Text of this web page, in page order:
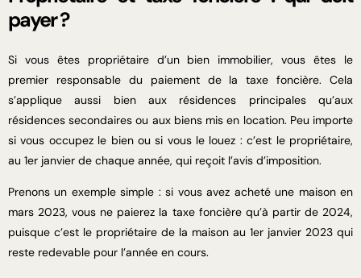
payer ?
Si vous êtes propriétaire d’un bien immobilier, vous êtes le
premier responsable du paiement de la taxe foncière. Cela
s’applique aussi bien aux résidences principales qu’aux
résidences secondaires ou aux biens mis en location. Peu importe
si vous occupez le bien ou si vous le louez : c’est le propriétaire,
au 1er janvier de chaque année, qui reçoit l’avis d’imposition.
Prenons un exemple simple : si vous avez acheté une maison en
mars 2023, vous ne paierez la taxe foncière qu’à partir de 2024,
puisque c’est le propriétaire de la maison au 1er janvier 2023 qui
reste redevable pour l’année en cours.